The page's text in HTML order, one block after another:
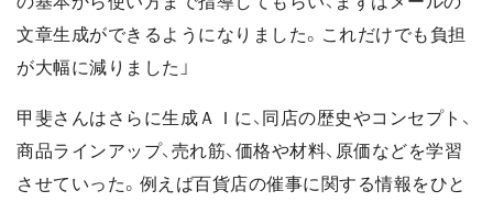
文章生成ができるようになりました。これだけでも負担
が大幅に減りました」
甲斐さんはさらに生成ＡＩに、同店の歴史やコンセプト、
商品ラインアップ、売れ筋、価格や材料、原価などを学習
させていった。例えば百貨店の催事に関する情報をひと